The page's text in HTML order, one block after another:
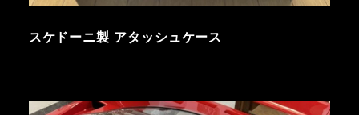
スケドーニ製 アタッシュケース